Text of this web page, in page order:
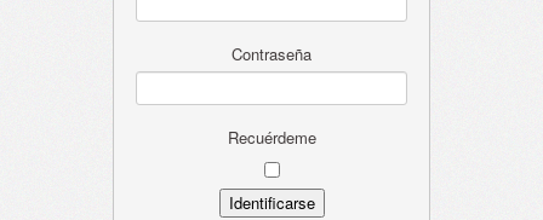
Contraseña
Recuérdeme